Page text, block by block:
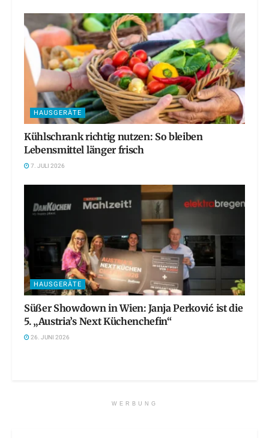
HAUSGERÄTE
Kühlschrank richtig nutzen: So bleiben
Lebensmittel länger frisch
7. JULI 2026
HAUSGERÄTE
Süßer Showdown in Wien: Janja Perković ist die
5. „Austria’s Next Küchenchefin“
26. JUNI 2026
WERBUNG